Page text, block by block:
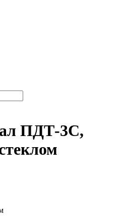
ПДТ-3С,